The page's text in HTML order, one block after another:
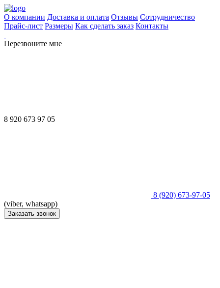
О компании Доставка и оплата Отзывы Сотрудничество
Прайс-лист Размеры Как сделать заказ Контакты
Перезвоните мне
8 920 673 97 05
8 (920) 673-97-05
(viber, whatsapp)
Заказать звонок